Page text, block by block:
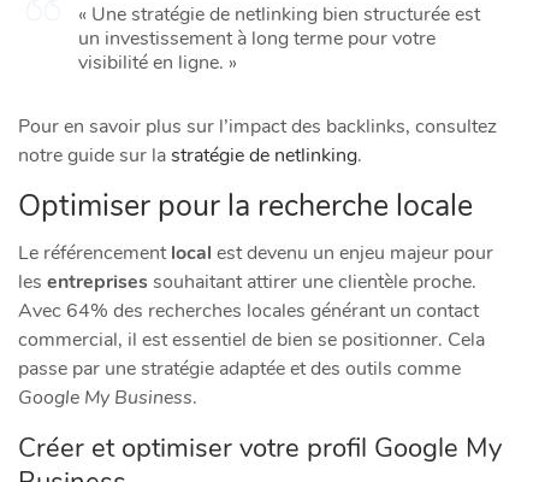
« Une stratégie de netlinking bien structurée est
un investissement à long terme pour votre
visibilité en ligne. »
Pour en savoir plus sur l’impact des backlinks, consultez
notre guide sur lastratégie de netlinking.
Optimiser pour la recherche locale
Le référencementlocal est devenu un enjeu majeur pour
les entreprisessouhaitant attirer une clientèle proche.
Avec 64% des recherches locales générant un contact
commercial, il est essentiel de bien se positionner. Cela
passe par une stratégie adaptée et des outils comme
Google My Business.
Créer et optimiser votre profil Google My